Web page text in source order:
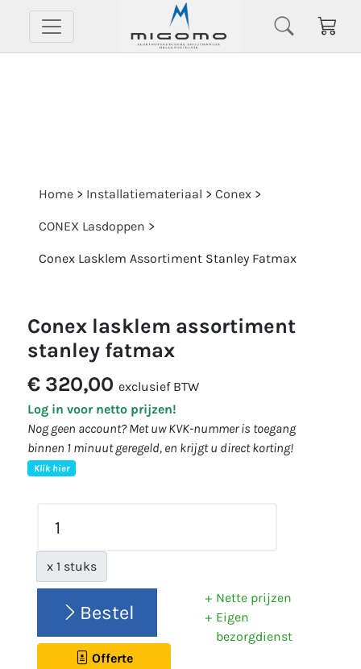
Home > Installatiemateriaal > Conex >
CONEX Lasdoppen >
Conex Lasklem Assortiment Stanley Fatmax
conex lasklem assortiment
stanley fatmax
€ 320,00 exclusief BTW
Log in voor netto prijzen!
Nog geen account? Met uw KVK-nummer is toegang
binnen 1 minuut geregeld, en krijgt u direct korting!
Klik hier
x 1 stuks
Bestel
Offerte
Nette prijzen
Eigen
bezorgdienst